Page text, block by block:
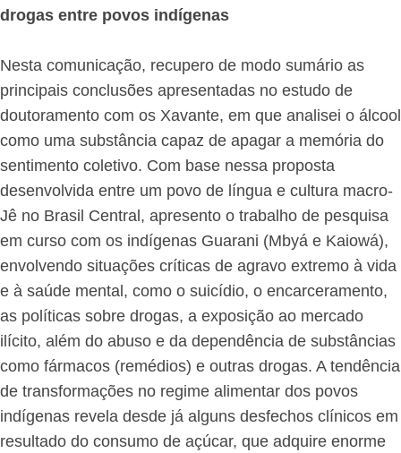
drogas entre povos indígenas
Nesta comunicação, recupero de modo sumário as
principais conclusões apresentadas no estudo de
doutoramento com os Xavante, em que analisei o álcool
como uma substância capaz de apagar a memória do
sentimento coletivo. Com base nessa proposta
desenvolvida entre um povo de língua e cultura macro-
Jê no Brasil Central, apresento o trabalho de pesquisa
em curso com os indígenas Guarani (Mbyá e Kaiowá),
envolvendo situações críticas de agravo extremo à vida
e à saúde mental, como o suicídio, o encarceramento,
as políticas sobre drogas, a exposição ao mercado
ilícito, além do abuso e da dependência de substâncias
como fármacos (remédios) e outras drogas. A tendência
de transformações no regime alimentar dos povos
indígenas revela desde já alguns desfechos clínicos em
resultado do consumo de açúcar, que adquire enorme